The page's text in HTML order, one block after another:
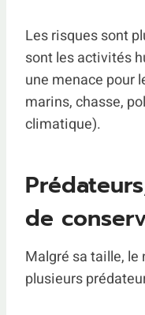
Les risques sont
sont les activités
une menace pour
marins, chasse,
climatique).
de
Malgré sa taille,
plusieurs